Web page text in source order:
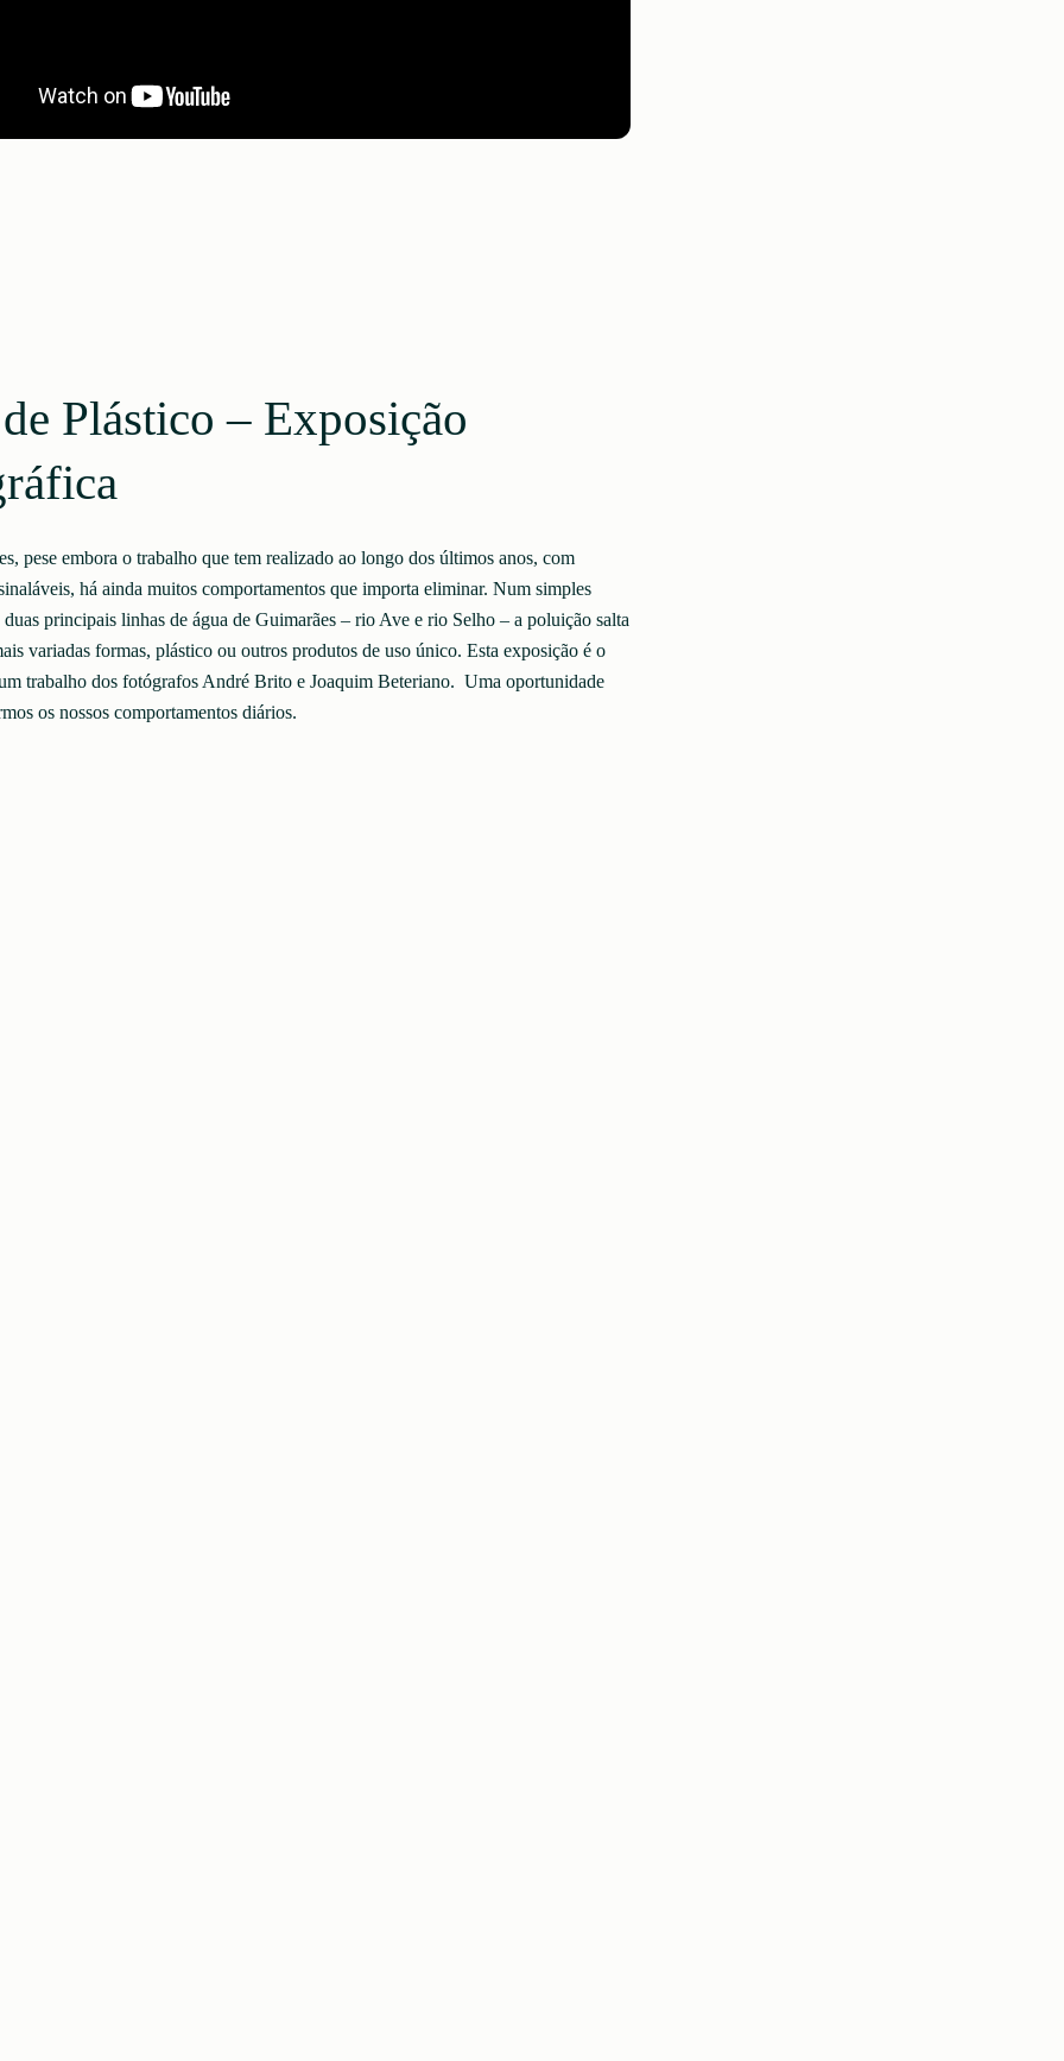
Plástico – Exposição
pese embora o trabalho que tem realizado ao longo dos últimos anos, com
há ainda muitos comportamentos que importa eliminar. Num simples
duas principais linhas de água de Guimarães – rio Ave e rio Selho – a poluição salta
variadas formas, plástico ou outros produtos de uso único. Esta exposição é o
trabalho dos fotógrafos André Brito e Joaquim Beteriano. Uma oportunidade
os nossos comportamentos diários.